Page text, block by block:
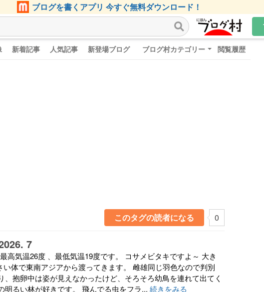
ブログを書くアプリ 今すぐ無料ダウンロード！
新着記事 人気記事 新登場ブログ ブログ村カテゴリー 閲覧履歴
このタグの読者になる 0
7
高気温26度 、最低気温19度です。 コサメビタキですよ～ 大き
い体で東南アジアから渡ってきます。 雌雄同じ羽色なので判別
、抱卵中は姿が見えなかったけど、そろそろ幼鳥を連れて出てく
明るい林が好きです。 飛んでる虫をフラ... 続きをみる